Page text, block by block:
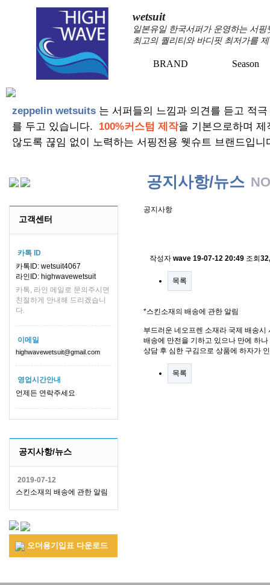
wetsuit
일본유일 한국서퍼가 운영하는 서
최고의 퀄리티와 바디핏 최저가를
BRAND Season
zeppelin wetsuits 는 서퍼들의 느낌과 의견를 듣고 적
를 두고 있습니다. 100%커스텀 제작을 기본으로하며
않도록 끊임 없이 노력하는 서핑전용 웻슈트 브랜드입니
고객센터
카톡 ID
카톡ID: wetsuit4067
라인ID: highwavewetsuit
카톡, 라인 메일로 문의주시면
친절하게 안내해 드리겠습니
다.
이메일
highwavewetsuit@gmail.com
영업시간안내
언제든 연락주세요
공지사항/뉴스
2019-07-12
스킨소재의 배송에 관한 알림
오더용기입표 다운로드
공지사항/뉴스
공지사항
작성자 wave 19-07-12 20:49 조회
목록
*스킨소재의 배송에 관한 알림
부드러운 네오프렌 소재라 국제 배송
배송에 만전을 기하고 있으나 만에 하
상담 후 심한 구김으로 상품에 하자가
목록